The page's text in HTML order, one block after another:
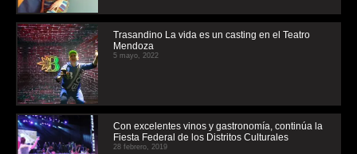
Trasandino La vida es un casting en el Teatro
Mendoza
5 mayo, 2022
Con excelentes vinos y gastronomía, continúa la
Fiesta Federal de los Distritos Culturales
28 febrero, 2019